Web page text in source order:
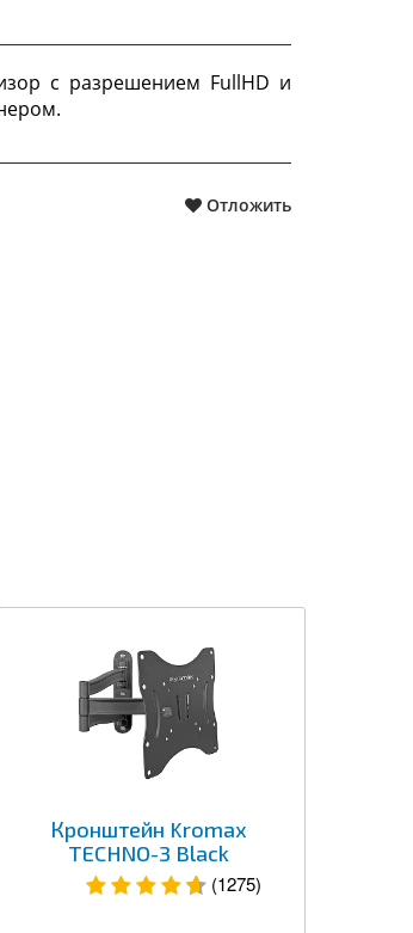
с разрешением FullHD и
Отложить
Кронштейн Kromax
TECHNO-3 Black
(1275)